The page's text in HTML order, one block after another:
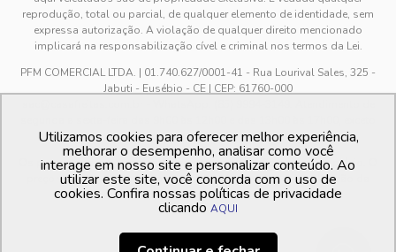
reprodução, total ou parcial, de qualquer elemento de identidade, sem
expressa autorização. A violação de qualquer direito mencionado
implicará na responsabilização cível e criminal nos termos da Lei.
PFM COMERCIAL LTDA. | 01.740.627/0001-41 - Rua Lourival Sales, 325 -
Jabuti - Eusébio - CE | CEP: 61760-000
feriados.
Os preços dos produtos estão sujeitos a alteração sem aviso prévio. O
preço valido é sempre o apresentado no momento da finalização da
compra, no carrinho de compras.
Utilizamos cookies para oferecer melhor experiência,
melhorar o desempenho, analisar como você
interage em nosso site e personalizar conteúdo. Ao
utilizar este site, você concorda com o uso de
cookies. Confira nossas políticas de privacidade
clicando AQUI